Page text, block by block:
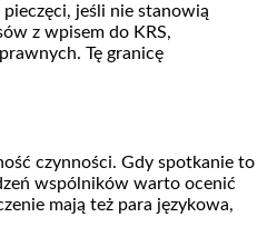
jeśli nie stanowią
z wpisem do KRS,
Tę granicę
czynności. Gdy spotkanie to
wspólników warto ocenić
mają też para językowa,